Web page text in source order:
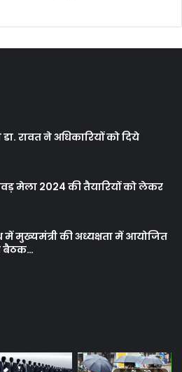
रावत ने अधिकारियों को दिये
मेला 2024 की तैयारियों को लेकर
मुख्यमंत्री की अध्यक्षता में आयोजित
बैठक…